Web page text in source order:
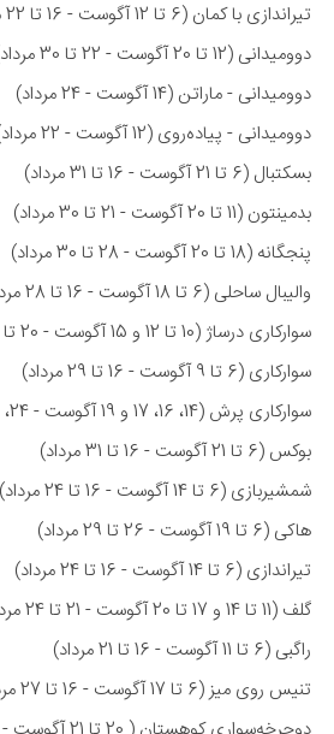
تیراندازی با کمان (6 تا 12 آگوست - 16 تا 22 مرداد)
دوومیدانی (12 تا 20 آگوست - 22 تا 30 مرداد)
دوومیدانی - ماراتن (14 آگوست - 24 مرداد)
دوومیدانی - پیاده‌روی (12 آگوست - 22 مرداد)
بسکتبال (6 تا 21 آگوست - 16 تا 31 مرداد)
بدمینتون (11 تا 20 آگوست - 21 تا 30 مرداد)
پنجگانه (18 تا 20 آگوست - 28 تا 30 مرداد)
والیبال ساحلی (6 تا 18 آگوست - 16 تا 28 مرداد)
سوارکاری درساژ (10 تا 12 و 15 آگوست - 20 تا 22 مرداد و 25 مرداد)
سوارکاری (6 تا 9 آگوست - 16 تا 29 مرداد)
سوارکاری پرش (14، 16، 17 و 19 آگوست - 24، 26، 27 و 29 مرداد)
بوکس (6 تا 21 آگوست - 16 تا 31 مرداد)
شمشیربازی (6 تا 14 آگوست - 16 تا 24 مرداد)
هاکی (6 تا 19 آگوست - 26 تا 29 مرداد)
تیراندازی (6 تا 14 آگوست - 16 تا 24 مرداد)
گلف (11 تا 14 و 17 تا 20 آگوست - 21 تا 24 مرداد و 17 تا 30 مرداد)
راگبی (6 تا 11 آگوست - 16 تا 21 مرداد)
تنیس روی میز (6 تا 17 آگوست - 16 تا 27 مرداد)